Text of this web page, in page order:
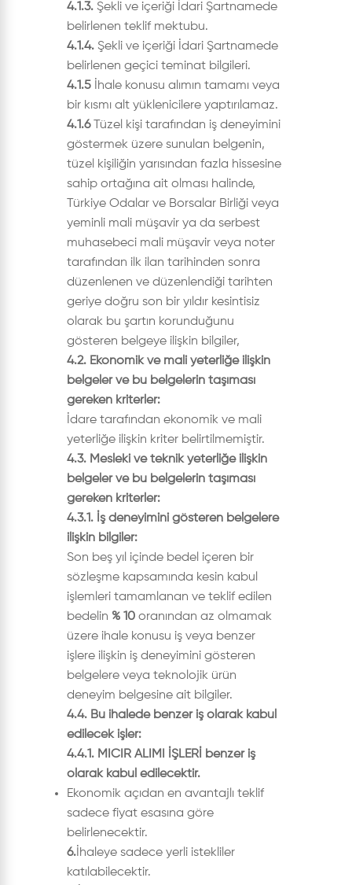
4.1.3. Şekli ve içeriği İdari Şartnamede
belirlenen teklif mektubu.
4.1.4. Şekli ve içeriği İdari Şartnamede
belirlenen geçici teminat bilgileri.
4.1.5 İhale konusu alımın tamamı veya
bir kısmı alt yüklenicilere yaptırılamaz.
4.1.6Tüzel kişi tarafından iş deneyimini
göstermek üzere sunulan belgenin,
tüzel kişiliğin yarısından fazla hissesine
sahip ortağına ait olması halinde,
Türkiye Odalar ve Borsalar Birliği veya
yeminli mali müşavir ya da serbest
muhasebeci mali müşavir veya noter
tarafından ilk ilan tarihinden sonra
düzenlenen ve düzenlendiği tarihten
geriye doğru son bir yıldır kesintisiz
olarak bu şartın korunduğunu
gösteren belgeye ilişkin bilgiler,
4.2. Ekonomik ve mali yeterliğe ilişkin
belgeler ve bu belgelerin taşıması
gereken kriterler:
İdare tarafından ekonomik ve mali
yeterliğe ilişkin kriter belirtilmemiştir.
4.3. Mesleki ve teknik yeterliğe ilişkin
belgeler ve bu belgelerin taşıması
gereken kriterler:
4.3.1. İş deneyimini gösteren belgelere
ilişkin bilgiler:
Son beş yıl içinde bedel içeren bir
sözleşme kapsamında kesin kabul
işlemleri tamamlanan ve teklif edilen
bedelin % 10 oranından az olmamak
üzere ihale konusu iş veya benzer
işlere ilişkin iş deneyimini gösteren
belgelere veya teknolojik ürün
deneyim belgesine ait bilgiler.
4.4. Bu ihalede benzer iş olarak kabul
edilecek işler:
4.4.1. MICIR ALIMI İŞLERİ benzer iş
olarak kabul edilecektir.
Ekonomik açıdan en avantajlı teklif
sadece fiyat esasına göre
belirlenecektir.
6. İhaleye sadece yerli istekliler
katılabilecektir.